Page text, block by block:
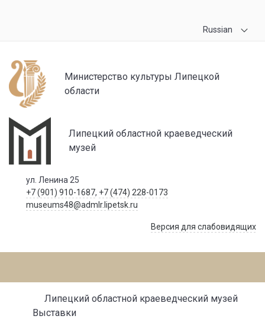
Russian
Министерство культуры Липецкой
области
Липецкий областной краеведческий
музей
ул. Ленина 25
+7 (901) 910-1687, +7 (474) 228-0173
museums48@admlr.lipetsk.ru
Версия для слабовидящих
Липецкий областной краеведческий музей
Выставки